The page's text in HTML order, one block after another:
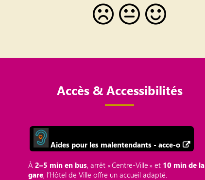
Accès & Accessibilités
Aides pour les malentendants - acce-o
À2–5 min en bus, arrêt « Centre‑Ville » et 10 min de la
gare, l’Hôtel de Ville offre un accueil adapté.